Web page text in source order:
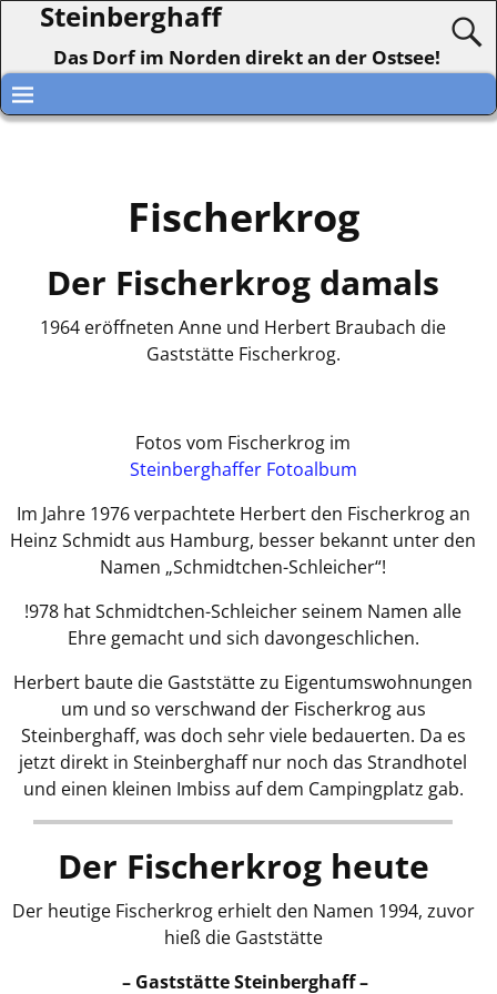
Steinberghaff
Das Dorf im Norden direkt an der Ostsee!
Fischerkrog
Der Fischerkrog damals
1964 eröffneten Anne und Herbert Braubach die
Gaststätte Fischerkrog.
Fotos vom Fischerkrog im
Steinberghaffer Fotoalbum
Im Jahre 1976 verpachtete Herbert den Fischerkrog an
Heinz Schmidt aus Hamburg, besser bekannt unter den
Namen „Schmidtchen-Schleicher“!
!978 hat Schmidtchen-Schleicher seinem Namen alle
Ehre gemacht und sich davongeschlichen.
Herbert baute die Gaststätte zu Eigentumswohnungen
um und so verschwand der Fischerkrog aus
Steinberghaff, was doch sehr viele bedauerten. Da es
jetzt direkt in Steinberghaff nur noch das Strandhotel
und einen kleinen Imbiss auf dem Campingplatz gab.
Der Fischerkrog heute
Der heutige Fischerkrog erhielt den Namen 1994, zuvor
hieß die Gaststätte
– Gaststätte Steinberghaff –